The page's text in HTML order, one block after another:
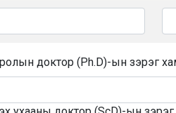
доктор (Ph.D)-ын зэрэг